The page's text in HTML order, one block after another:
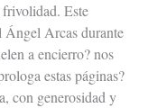
Este
Ángel Arcas durante
a encierro? nos
estas páginas?
con generosidad y